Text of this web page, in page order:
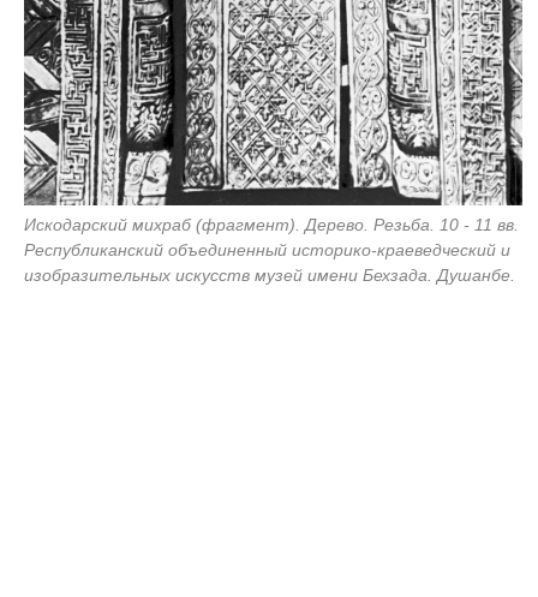
Искодарский михраб (фрагмент). Дерево. Резьба. 10 - 11 вв.
Республиканский объединенный историко-краеведческий и
изобразительных искусств музей имени Бехзада. Душанбе.